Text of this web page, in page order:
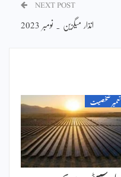
NEXT POST
انذار میگزین ۔ نومبر 2023
تعمیر شخصیت